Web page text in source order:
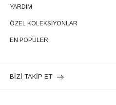
YARDIM
ÖZEL KOLEKSİYONLAR
EN POPÜLER
BİZİ TAKİP ET